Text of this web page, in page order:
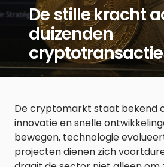
De stille kracht
duizenden
De cryptomarkt staat bekend
innovatie en snelle
bewegen, technologie
projecten dienen zich